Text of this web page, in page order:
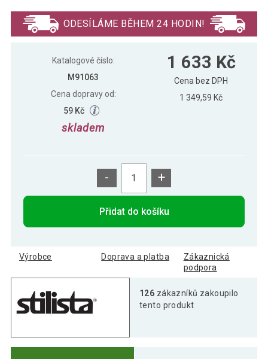
cm, antická zelená
ODESÍLÁME BĚHEM 24 HODIN!
Katalogové číslo:
M91063
Cena dopravy od:
59 Kč
skladem
1 633 Kč
Cena bez DPH
1 349,59 Kč
- +
Přidat do košíku
Výrobce Doprava a platba
Zákaznická
podpora
126 zákazníků zakoupilo
tento produkt